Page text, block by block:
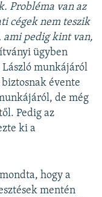
Probléma van az
cégek nem teszik
ami pedig kint van,
ügyben
munkájáról
évente
de még
Pedig az
ki a
hogy a
mentén